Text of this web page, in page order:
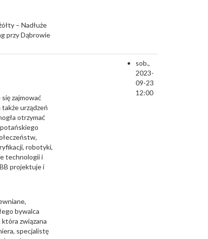
– Nadłuże
przy Dąbrowie
zajmować
urządzeń
otrzymać
robotyki,
technologii i
projektuje i
bywalca
związana
specjalistę
sob.,
2023-
09-23
12:00